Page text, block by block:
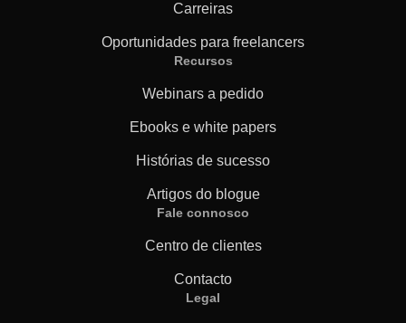
Carreiras
Oportunidades para freelancers
Recursos
Webinars a pedido
Ebooks e white papers
Histórias de sucesso
Artigos do blogue
Fale connosco
Centro de clientes
Contacto
Legal